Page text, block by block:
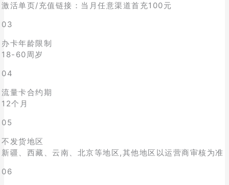
激活单页/充值链接：当月任意渠道首充100元
03
办卡年龄限制
18-60周岁
04
流量卡合约期
12个月
05
不发货地区
新疆、西藏、云南、北京等地区,其他地区以运营商审核为准
06